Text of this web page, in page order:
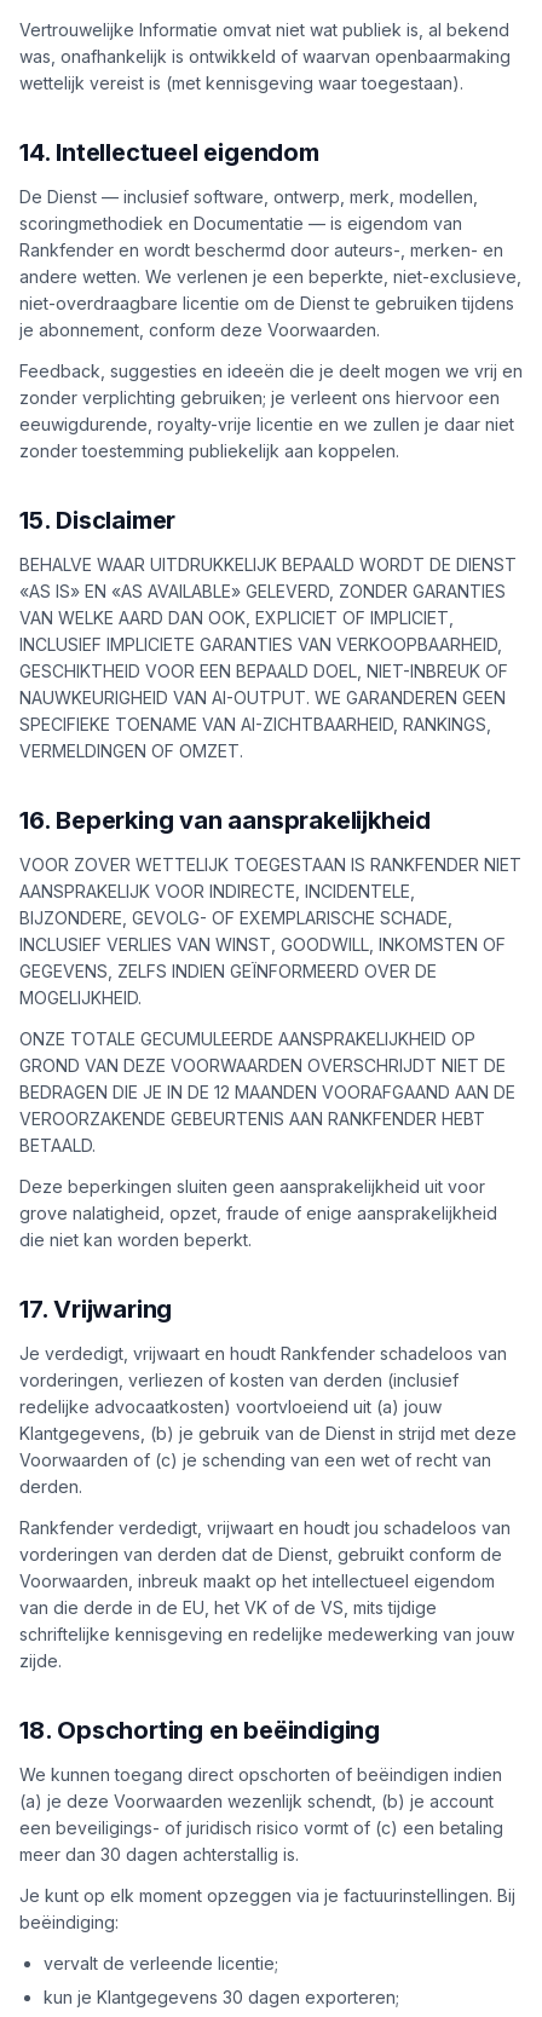
Vertrouwelijke Informatie omvat niet wat publiek is, al bekend
was, onafhankelijk is ontwikkeld of waarvan openbaarmaking
wettelijk vereist is (met kennisgeving waar toegestaan).
14. Intellectueel eigendom
De Dienst — inclusief software, ontwerp, merk, modellen,
scoringmethodiek en Documentatie — is eigendom van
Rankfender en wordt beschermd door auteurs-, merken- en
andere wetten. We verlenen je een beperkte, niet-exclusieve,
niet-overdraagbare licentie om de Dienst te gebruiken tijdens
je abonnement, conform deze Voorwaarden.
Feedback, suggesties en ideeën die je deelt mogen we vrij en
zonder verplichting gebruiken; je verleent ons hiervoor een
eeuwigdurende, royalty-vrije licentie en we zullen je daar niet
zonder toestemming publiekelijk aan koppelen.
15. Disclaimer
BEHALVE WAAR UITDRUKKELIJK BEPAALD WORDT DE DIENST
«AS IS» EN «AS AVAILABLE» GELEVERD, ZONDER GARANTIES
VAN WELKE AARD DAN OOK, EXPLICIET OF IMPLICIET,
INCLUSIEF IMPLICIETE GARANTIES VAN VERKOOPBAARHEID,
GESCHIKTHEID VOOR EEN BEPAALD DOEL, NIET-INBREUK OF
NAUWKEURIGHEID VAN AI-OUTPUT. WE GARANDEREN GEEN
SPECIFIEKE TOENAME VAN AI-ZICHTBAARHEID, RANKINGS,
VERMELDINGEN OF OMZET.
16. Beperking van aansprakelijkheid
VOOR ZOVER WETTELIJK TOEGESTAAN IS RANKFENDER NIET
AANSPRAKELIJK VOOR INDIRECTE, INCIDENTELE,
BIJZONDERE, GEVOLG- OF EXEMPLARISCHE SCHADE,
INCLUSIEF VERLIES VAN WINST, GOODWILL, INKOMSTEN OF
GEGEVENS, ZELFS INDIEN GEÏNFORMEERD OVER DE
MOGELIJKHEID.
ONZE TOTALE GECUMULEERDE AANSPRAKELIJKHEID OP
GROND VAN DEZE VOORWAARDEN OVERSCHRIJDT NIET DE
BEDRAGEN DIE JE IN DE 12 MAANDEN VOORAFGAAND AAN DE
VEROORZAKENDE GEBEURTENIS AAN RANKFENDER HEBT
BETAALD.
Deze beperkingen sluiten geen aansprakelijkheid uit voor
grove nalatigheid, opzet, fraude of enige aansprakelijkheid
die niet kan worden beperkt.
17. Vrijwaring
Je verdedigt, vrijwaart en houdt Rankfender schadeloos van
vorderingen, verliezen of kosten van derden (inclusief
redelijke advocaatkosten) voortvloeiend uit (a) jouw
Klantgegevens, (b) je gebruik van de Dienst in strijd met deze
Voorwaarden of (c) je schending van een wet of recht van
derden.
Rankfender verdedigt, vrijwaart en houdt jou schadeloos van
vorderingen van derden dat de Dienst, gebruikt conform de
Voorwaarden, inbreuk maakt op het intellectueel eigendom
van die derde in de EU, het VK of de VS, mits tijdige
schriftelijke kennisgeving en redelijke medewerking van jouw
zijde.
18. Opschorting en beëindiging
We kunnen toegang direct opschorten of beëindigen indien
(a) je deze Voorwaarden wezenlijk schendt, (b) je account
een beveiligings- of juridisch risico vormt of (c) een betaling
meer dan 30 dagen achterstallig is.
Je kunt op elk moment opzeggen via je factuurinstellingen. Bij
beëindiging:
vervalt de verleende licentie;
kun je Klantgegevens 30 dagen exporteren;